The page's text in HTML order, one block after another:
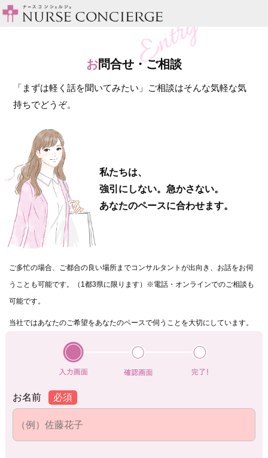
お問合せ・ご相談
「まずは軽く話を聞いてみたい」ご相談はそんな気軽な気
持ちでどうぞ。
私たちは、
強引にしない。急かさない。
あなたのペースに合わせます。
ご多忙の場合、ご都合の良い場所までコンサルタントが出向き、お話をお伺
うことも可能です。（1都3県に限ります）※電話・オンラインでのご相談も
可能です。
当社ではあなたのご希望をあなたのペースで伺うことを大切にしています。
お名前 必須